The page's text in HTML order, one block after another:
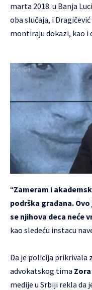
marta 2018. u Banja
oba slučaja, i
montiraju dokazi, kao i
“Zameram i
podrška građana.
se njihova deca neće
kao sledeću instacu
Da je policija prikrivala
advokatskog tima
medije u Srbiji rekla da